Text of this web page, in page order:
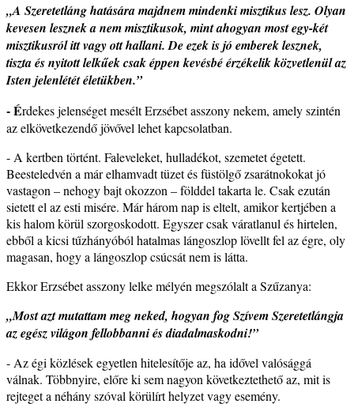
„A Szeretetláng hatására majdnem mindenki misztikus lesz. Olyan
kevesen lesznek a nem misztikusok, mint ahogyan most egy-két
misztikusról itt vagy ott hallani. De ezek is jó emberek lesznek,
tiszta és nyitott lelkűek csak éppen kevésbé érzékelik közvetlenül az
Isten jelenlétét életükben.”
- Érdekes jelenséget mesélt Erzsébet asszony nekem, amely szintén
az elkövetkezendő jövővel lehet kapcsolatban.
- A kertben történt. Faleveleket, hulladékot, szemetet égetett.
Beesteledvén a már elhamvadt tüzet és füstölgő zsarátnokokat jó
vastagon – nehogy bajt okozzon – földdel takarta le. Csak ezután
sietett el az esti misére. Már három nap is eltelt, amikor kertjében a
kis halom körül szorgoskodott. Egyszer csak váratlanul és hirtelen,
ebből a kicsi tűzhányóból hatalmas lángoszlop lövellt fel az égre, oly
magasan, hogy a lángoszlop csúcsát nem is látta.
Ekkor Erzsébet asszony lelke mélyén megszólalt a Szűzanya:
„Most azt mutattam meg neked, hogyan fog Szívem Szeretetlángja
az egész világon fellobbanni és diadalmaskodni!”
- Az égi közlések egyetlen hitelesítője az, ha idővel valósággá
válnak. Többnyire, előre ki sem nagyon következtethető az, mit is
rejteget a néhány szóval körülírt helyzet vagy esemény.